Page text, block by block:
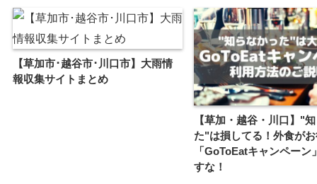
【草加市･越谷市･川口市】大雨情
報収集サイトまとめ
【草加・越谷・川口】"
た"は損してる！外食が
「GoToEatキャンペーン
すな！